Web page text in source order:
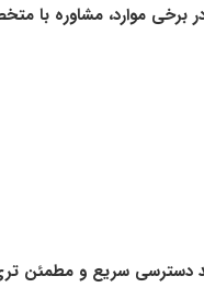
برخی موارد، مشاوره
دسترسی سریع و مطمئن